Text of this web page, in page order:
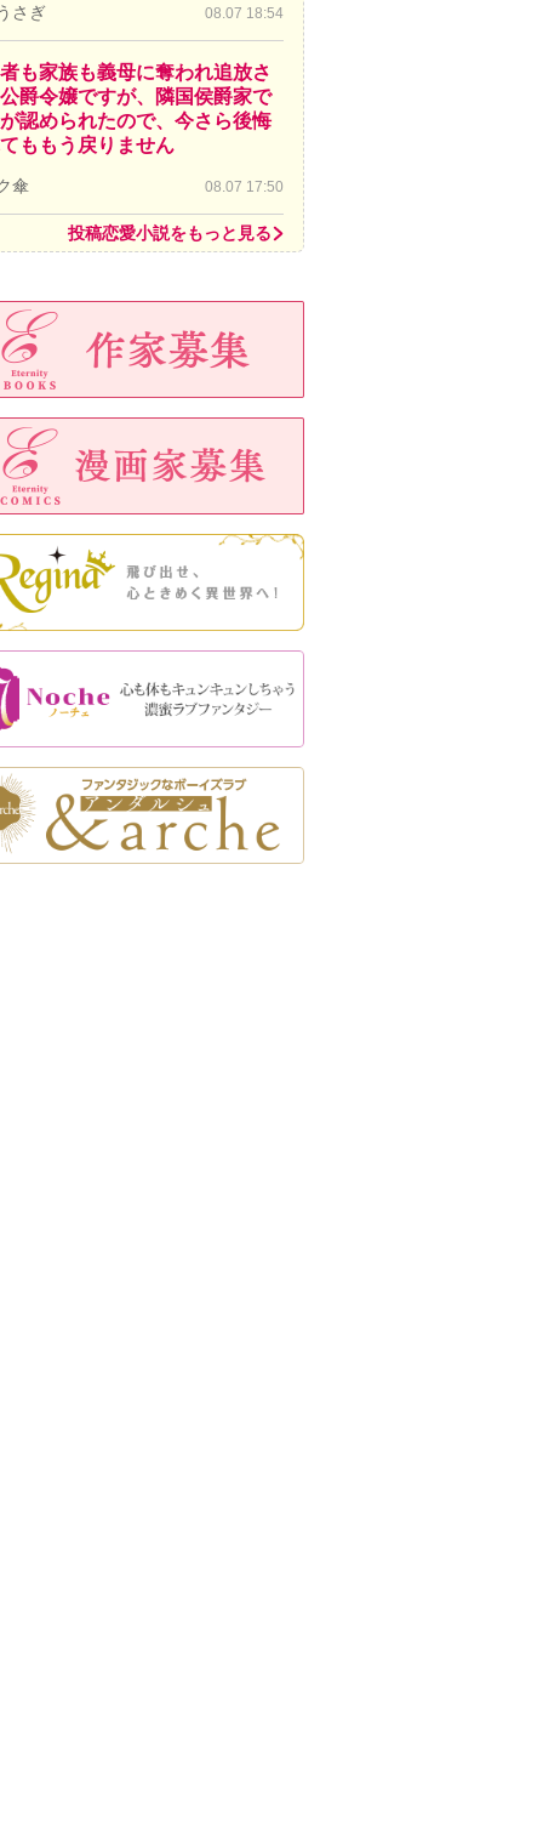
さぎ 08.07 18:54
も家族も義母に奪われ追放さ
爵令嬢ですが、隣国侯爵家で
認められたので、今さら後悔
ももう戻りません
傘 08.07 17:50
投稿恋愛小説をもっと見る